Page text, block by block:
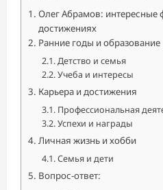
Олег Абрамов: интересные
достижениях
Ранние годы и образование
Детство и семья
Учеба и интересы
Карьера и достижения
Профессиональная
Успехи и награды
Личная жизнь и хобби
Семья и дети
Вопрос-ответ: